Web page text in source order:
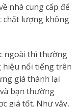
nhà cung cấp để
chất lượng không
ngoài thì thường
hiệu nổi tiếng trên
giá thành lại
bạn thường
giá tốt. Như vậy,